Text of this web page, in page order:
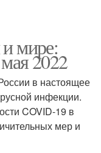
мире:
2022
в настоящее
инфекции.
COVID-19 в
мер и